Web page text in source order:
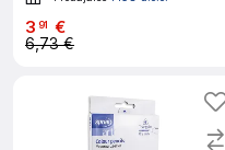
3 91 €
6,73 €